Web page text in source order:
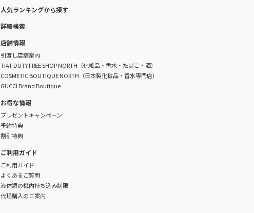
人気ランキングから探す
詳細検索
店舗情報
引渡し店舗案内
TIAT DUTY FREE SHOP NORTH（化粧品・香水・たばこ・酒）
COSMETIC BOUTIQUE NORTH（日本製化粧品・香水専門店）
GUCCI Brand Boutique
お得な情報
プレゼントキャンペーン
予約特典
割引特典
ご利用ガイド
ご利用ガイド
よくあるご質問
液体類の機内持ち込み制限
代理購入のご案内